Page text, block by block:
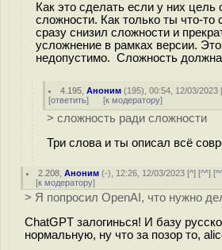
Как это сделать если у них цель
сложности. Как только ты что-то
сразу снизил сложности и
усложнение в рамках версии. Это
недопустимо. Сложность
4.195 ,Аноним (195), 00:54, 12/03/2023
[ответить] [к модератору]
> сложность ради сложности
Три слова и ты описал всё
2.208 ,Аноним (-), 12:26, 12/03/2023 [^] [^^] [
[к модератору]
> Я попросил OpenAI, что нужно
ChatGPT залогинься! И базу
нормальную, ну что за позор то,